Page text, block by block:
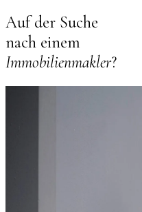
Auf der Suche
nach einem
Immobilienmakler?